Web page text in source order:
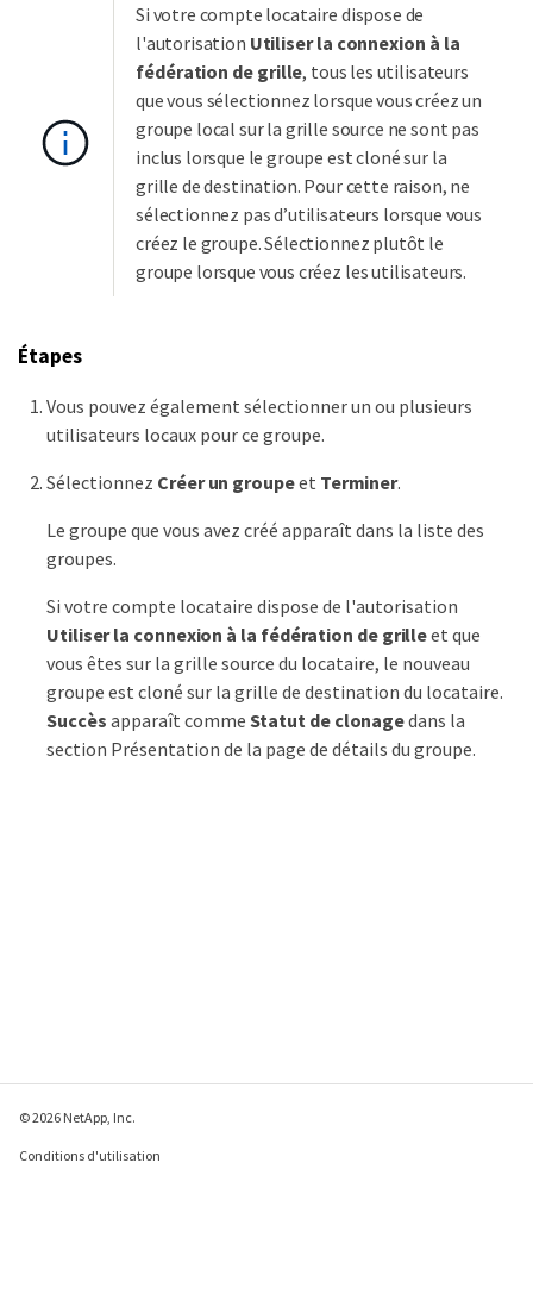
Si votre compte locataire dispose de
l'autorisation Utiliser la connexion à la
fédération de grille, tous les utilisateurs
que vous sélectionnez lorsque vous créez un
groupe local sur la grille source ne sont pas
inclus lorsque le groupe est cloné sur la
grille de destination. Pour cette raison, ne
sélectionnez pas d’utilisateurs lorsque vous
créez le groupe. Sélectionnez plutôt le
groupe lorsque vous créez les utilisateurs.
Étapes
Vous pouvez également sélectionner un ou plusieurs
utilisateurs locaux pour ce groupe.
Sélectionnez Créer un groupeet Terminer.
Le groupe que vous avez créé apparaît dans la liste des
groupes.
Si votre compte locataire dispose de l'autorisation
Utiliser la connexion à la fédération de grilleet que
vous êtes sur la grille source du locataire, le nouveau
groupe est cloné sur la grille de destination du locataire.
Succès apparaît comme Statut de clonagedans la
section Présentation de la page de détails du groupe.
© 2026 NetApp, Inc.
Conditions d'utilisation